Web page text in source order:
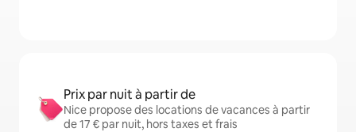
Prix par nuit à partir de
Nice propose des locations de vacances à partir
de 17 € par nuit, hors taxes et frais